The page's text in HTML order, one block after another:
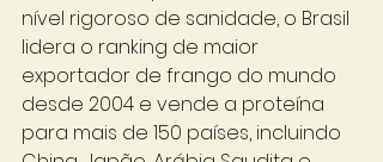
nível rigoroso de sanidade, o Brasil
lidera o ranking de maior
exportador de frango do mundo
desde 2004 e vende a proteína
para mais de 150 países, incluindo